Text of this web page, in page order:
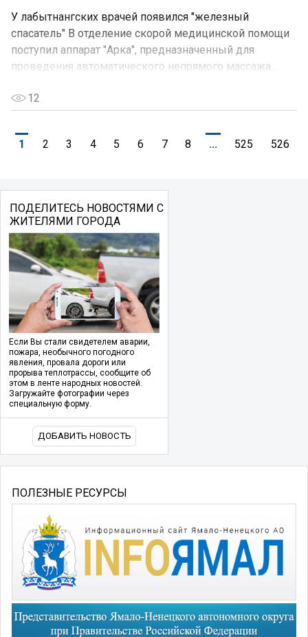
У лабытнангских врачей появился "железный
спасатель" В отделение скорой медицинской помощи
поступил аппарат "Арка", предназначенный для
проведения автоматического непрямого массажа...
12
1 2 3 4 5 6 7 8 ... 525 526
ПОДЕЛИТЕСЬ НОВОСТЯМИ С
ЖИТЕЛЯМИ ГОРОДА
Если Вы стали свидетелем аварии,
пожара, необычного погодного
явления, провала дороги или
прорыва теплотрассы, сообщите об
этом в ленте народных новостей.
Загружайте фотографии через
специальную форму.
ДОБАВИТЬ НОВОСТЬ
ПОЛЕЗНЫЕ РЕСУРСЫ